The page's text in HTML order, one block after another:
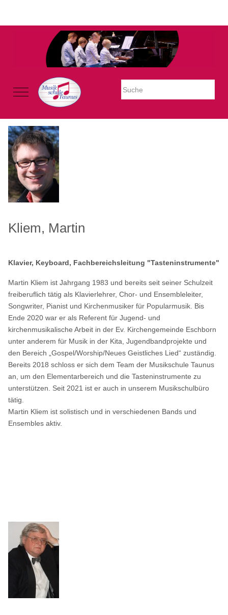
Warning: Undefined property: stdClass::$imglink in
/mnt/web605/e3/26/59781926/htdocs/Joomla2023/modules/
Mobile Menu Toggle
Kliem, Martin
Klavier, Keyboard, Fachbereichsleitung "Tasteninstrumente"
Martin Kliem ist Jahrgang 1983 und bereits seit seiner Schulzeit
freiberuflich tätig als Klavierlehrer, Chor- und Ensembleleiter,
Songwriter, Pianist und Kirchenmusiker für Popularmusik. Bis
Ende 2020 war er als Referent für Jugend- und
kirchenmusikalische Arbeit in der Ev. Kirchengemeinde Eschborn
unter anderem für Musik in der Kita, Jugendbandprojekte und
den Bereich „Gospel/Worship/Neues Geistliches Lied“ zuständig.
Bereits 2018 schloss er sich dem Team der Musikschule Taunus
an, um den Elementarbereich und die Tasteninstrumente zu
unterstützen. Seit 2021 ist er auch in unserem Musikschulbüro
tätig.
Martin Kliem ist solistisch und in verschiedenen Bands und
Ensembles aktiv.